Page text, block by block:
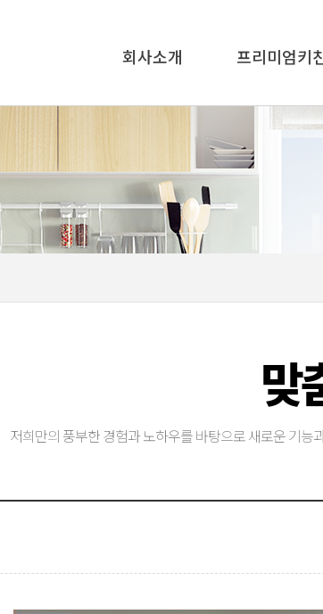
회사소개 프리미엄키
맞
저희만의 풍부한 경험과 노하우를 바탕으로 새로운 기